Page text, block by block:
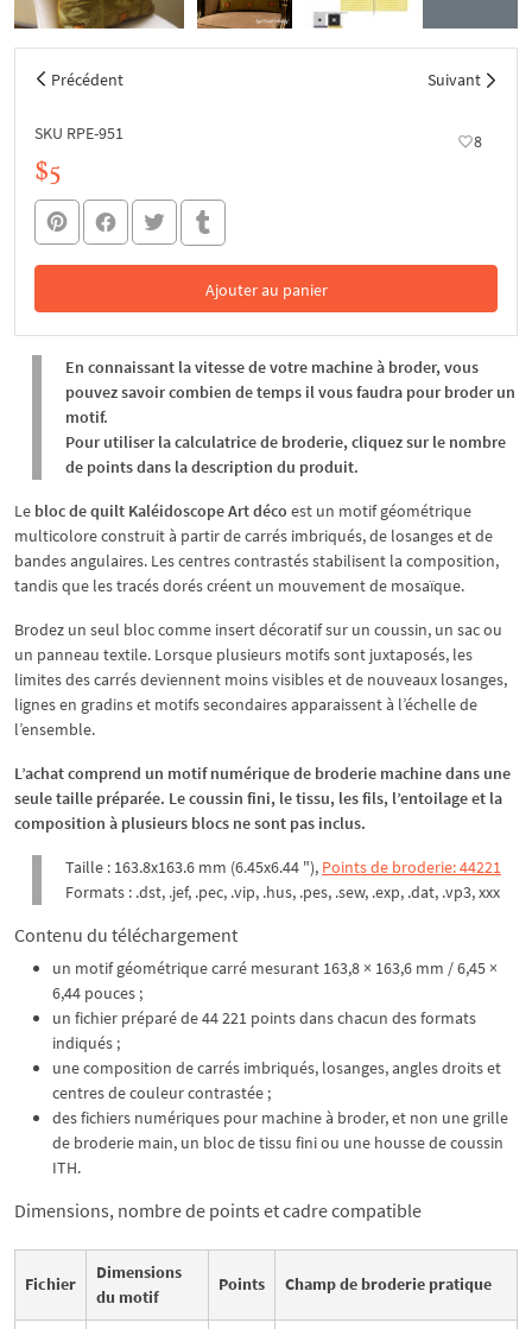
Précédent Suivant
SKU RPE-951 8
$5
Ajouter au panier
Dans le panier
En connaissant la vitesse de votre machine à broder, vous
pouvez savoir combien de temps il vous faudra pour broder un
motif.
Pour utiliser la calculatrice de broderie, cliquez sur le nombre
de points dans la description du produit.
Le bloc de quilt Kaléidoscope Art déco est un motif géométrique
multicolore construit à partir de carrés imbriqués, de losanges et de
bandes angulaires. Les centres contrastés stabilisent la composition,
tandis que les tracés dorés créent un mouvement de mosaïque.
Brodez un seul bloc comme insert décoratif sur un coussin, un sac ou
un panneau textile. Lorsque plusieurs motifs sont juxtaposés, les
limites des carrés deviennent moins visibles et de nouveaux losanges,
lignes en gradins et motifs secondaires apparaissent à l’échelle de
l’ensemble.
L’achat comprend un motif numérique de broderie machine dans une
seule taille préparée. Le coussin fini, le tissu, les fils, l’entoilage et la
composition à plusieurs blocs ne sont pas inclus.
Taille : 163.8x163.6 mm (6.45x6.44 "), Points de broderie: 44221
Formats : .dst, .jef, .pec, .vip, .hus, .pes, .sew, .exp, .dat, .vp3, xxx
Contenu du téléchargement
un motif géométrique carré mesurant 163,8 × 163,6 mm / 6,45 ×
6,44 pouces ;
un fichier préparé de 44 221 points dans chacun des formats
indiqués ;
une composition de carrés imbriqués, losanges, angles droits et
centres de couleur contrastée ;
des fichiers numériques pour machine à broder, et non une grille
de broderie main, un bloc de tissu fini ou une housse de coussin
ITH.
Dimensions, nombre de points et cadre compatible
Fichier
Dimensions
du motif
Points Champ de broderie pratique